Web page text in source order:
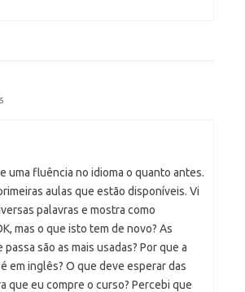
uma fluência no idioma o quanto antes.
aulas que estão disponíveis. Vi
palavras e mostra como
mas o que isto tem de novo? As
são as mais usadas? Por que a
em inglês? O que deve esperar das
que eu compre o curso? Percebi que